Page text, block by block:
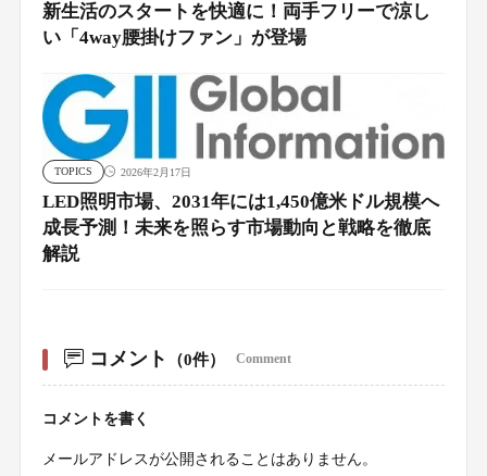
新生活のスタートを快適に！両手フリーで涼し
い「4way腰掛けファン」が登場
TOPICS 2026年2月17日
LED照明市場、2031年には1,450億米ドル規模へ
成長予測！未来を照らす市場動向と戦略を徹底
解説
コメント （0件） Comment
コメントを書く
メールアドレスが公開されることはありません。